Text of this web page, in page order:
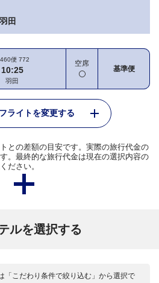
羽田
便 772
10:25
羽田
空席
基準便
ライトを変更する
との差額の目安です。実際の旅行代金の
。最終的な旅行代金は現在の選択内容の
ださい。
ルを選択する
「こだわり条件で絞り込む」から選択で